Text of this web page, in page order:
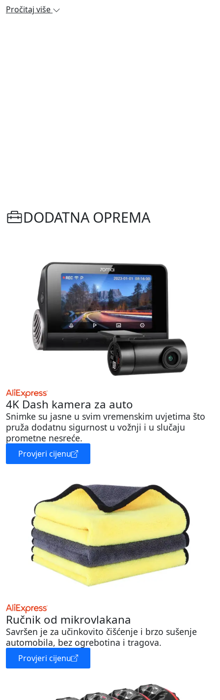
Pročitaj više
DODATNA OPREMA
4K Dash kamera za auto
Snimke su jasne u svim vremenskim uvjetima što
pruža dodatnu sigurnost u vožnji i u slučaju
prometne nesreće.
Provjeri cijenu
Ručnik od mikrovlakana
Savršen je za učinkovito čišćenje i brzo sušenje
automobila, bez ogrebotina i tragova.
Provjeri cijenu